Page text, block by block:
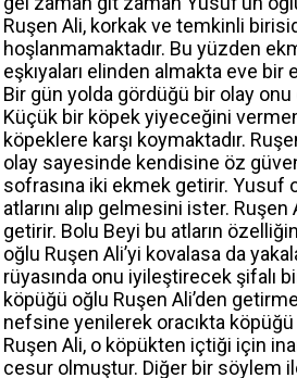
Ruşen Ali, korkak ve temkinli
hoşlanmamaktadır. Bu yüzden
eşkıyaları elinden almakta eve
Bir gün yolda gördüğü bir olay
Küçük bir köpek yiyeceğini
köpeklere karşı koymaktadır.
olay sayesinde kendisine öz
sofrasına iki ekmek getirir. Yusuf
atlarını alıp gelmesini ister. Ruşen
getirir. Bolu Beyi bu atların
oğlu Ruşen Ali’yi kovalasa da
rüyasında onu iyileştirecek şifalı
köpüğü oğlu Ruşen Ali’den
nefsine yenilerek oracıkta
Ruşen Ali, o köpükten içtiği için
cesur olmuştur. Diğer bir söylem